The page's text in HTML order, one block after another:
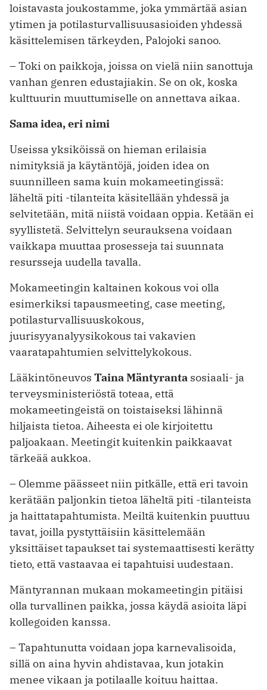
loistavasta joukostamme, joka ymmärtää asian
ytimen ja potilasturvallisuusasioiden yhdessä
käsittelemisen tärkeyden, Palojoki sanoo.
– Toki on paikkoja, joissa on vielä niin sanottuja
vanhan genren edustajiakin. Se on ok, koska
kulttuurin muuttumiselle on annettava aikaa.
Sama idea, eri nimi
Useissa yksiköissä on hieman erilaisia
nimityksiä ja käytäntöjä, joiden idea on
suunnilleen sama kuin mokameetingissä:
läheltä piti -tilanteita käsitellään yhdessä ja
selvitetään, mitä niistä voidaan oppia. Ketään ei
syyllistetä. Selvittelyn seurauksena voidaan
vaikkapa muuttaa prosesseja tai suunnata
resursseja uudella tavalla.
Mokameetingin kaltainen kokous voi olla
esimerkiksi tapausmeeting, case meeting,
potilasturvallisuuskokous,
juurisyyanalyysikokous tai vakavien
vaaratapahtumien selvittelykokous.
Lääkintöneuvos Taina Mäntyranta sosiaali- ja
terveysministeriöstä toteaa, että
mokameetingeistä on toistaiseksi lähinnä
hiljaista tietoa. Aiheesta ei ole kirjoitettu
paljoakaan. Meetingit kuitenkin paikkaavat
tärkeää aukkoa.
– Olemme päässeet niin pitkälle, että eri tavoin
kerätään paljonkin tietoa läheltä piti -tilanteista
ja haittatapahtumista. Meiltä kuitenkin puuttuu
tavat, joilla pystyttäisiin käsittelemään
yksittäiset tapaukset tai systemaattisesti kerätty
tieto, että vastaavaa ei tapahtuisi uudestaan.
Mäntyrannan mukaan mokameetingin pitäisi
olla turvallinen paikka, jossa käydä asioita läpi
kollegoiden kanssa.
– Tapahtunutta voidaan jopa karnevalisoida,
sillä on aina hyvin ahdistavaa, kun jotakin
menee vikaan ja potilaalle koituu haittaa.